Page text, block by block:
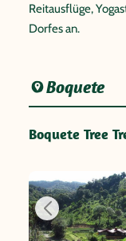
Reitausflüge,
Dorfes an.
Boquete
Boquete Tree